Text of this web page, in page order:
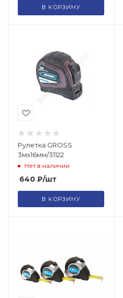
В КОРЗИНУ
Рулетка GROSS
3мх16мм/31122
Нет в наличии
640 ₽/шт
В КОРЗИНУ